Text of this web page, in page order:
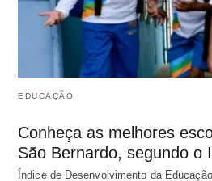
EDUCAÇÃO
Conheça as melhores
São Bernardo, segundo o
Índice de Desenvolvimento da